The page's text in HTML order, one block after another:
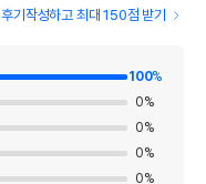
후기작성하고 최대 150점 받기
100%
0%
0%
0%
0%